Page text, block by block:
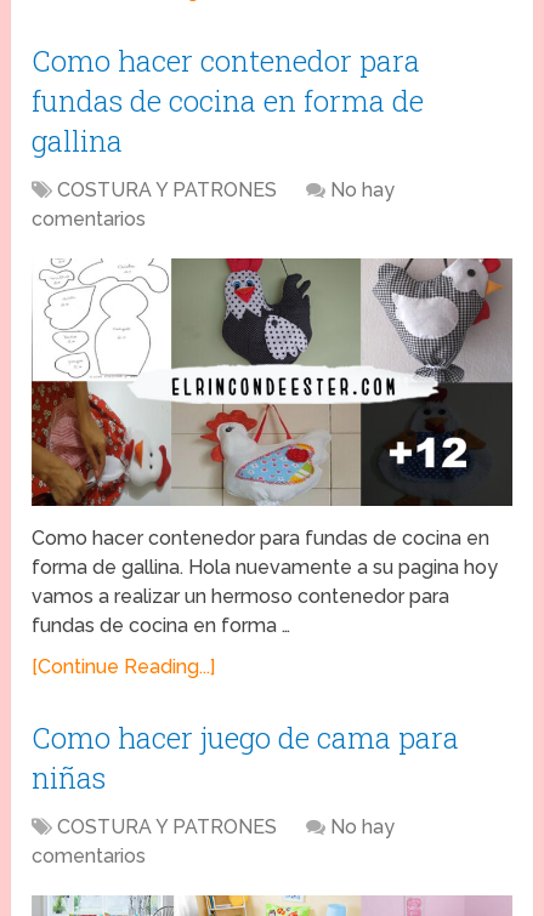
Como hacer contenedor para
fundas de cocina en forma de
gallina
COSTURA Y PATRONES
No hay
comentarios
Como hacer contenedor para fundas de cocina en
forma de gallina. Hola nuevamente a su pagina hoy
vamos a realizar un hermoso contenedor para
fundas de cocina en forma …
[Continue Reading...]
Como hacer juego de cama para
niñas
COSTURA Y PATRONES
No hay
comentarios